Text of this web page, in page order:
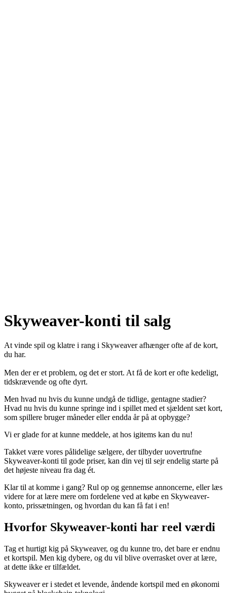
Skyweaver-konti til salg
At vinde spil og klatre i rang i Skyweaver afhænger ofte af de kort,
du har.
Men der er et problem, og det er stort. At få de kort er ofte kedeligt,
tidskrævende og ofte dyrt.
Men hvad nu hvis du kunne undgå de tidlige, gentagne stadier?
Hvad nu hvis du kunne springe ind i spillet med et sjældent sæt kort,
som spillere bruger måneder eller endda år på at opbygge?
Vi er glade for at kunne meddele, at hos igitems kan du nu!
Takket være vores pålidelige sælgere, der tilbyder uovertrufne
Skyweaver-konti til gode priser, kan din vej til sejr endelig starte på
det højeste niveau fra dag ét.
Klar til at komme i gang? Rul op og gennemse annoncerne, eller læs
videre for at lære mere om fordelene ved at købe en Skyweaver-
konto, prissætningen, og hvordan du kan få fat i en!
Hvorfor Skyweaver-konti har reel værdi
Tag et hurtigt kig på Skyweaver, og du kunne tro, det bare er endnu
et kortspil. Men kig dybere, og du vil blive overrasket over at lære,
at dette ikke er tilfældet.
Skyweaver er i stedet et levende, åndende kortspil med en økonomi